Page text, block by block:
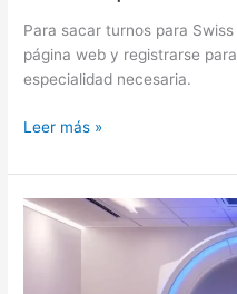
Para sacar turnos para
página web y registrarse
especialidad necesaria.
Turnos
Swiss
Medical
Leer más »